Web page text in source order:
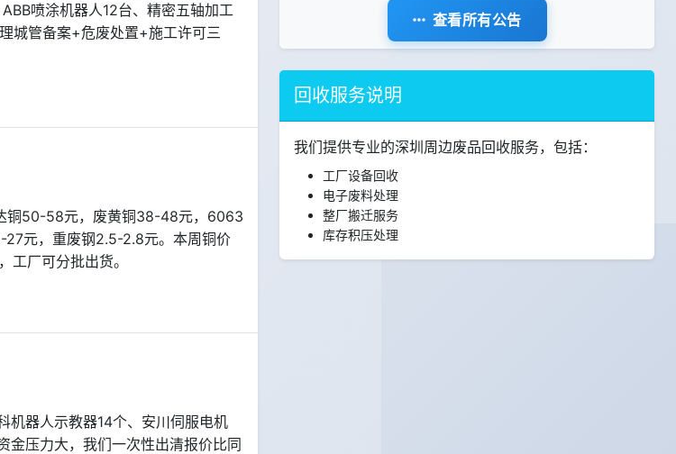
喷涂机器人12台、精密五轴加工
城管备案+危废处置+施工许可三
铜50-58元，废黄铜38-48元，6063
元，重废钢2.5-2.8元。本周铜价
工厂可分批出货。
机器人示教器14个、安川伺服电机
金压力大，我们一次性出清报价比同
查看所有公告
回收服务说明
我们提供专业的深圳周边废品回收服务，包括：
工厂设备回收
电子废料处理
整厂搬迁服务
库存积压处理